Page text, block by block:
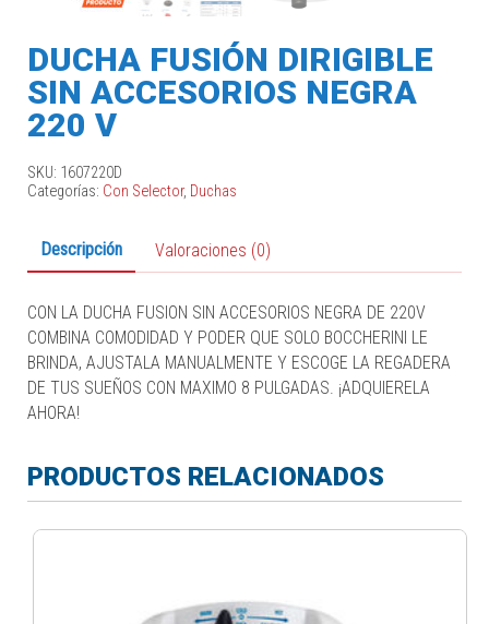
DUCHA FUSIÓN DIRIGIBLE
SIN ACCESORIOS NEGRA
220 V
SKU: 1607220D
Categorías: Con Selector, Duchas
Descripción Valoraciones (0)
CON LA DUCHA FUSION SIN ACCESORIOS NEGRA DE 220V
COMBINA COMODIDAD Y PODER QUE SOLO BOCCHERINI LE
BRINDA, AJUSTALA MANUALMENTE Y ESCOGE LA REGADERA
DE TUS SUEÑOS CON MAXIMO 8 PULGADAS. ¡ADQUIERELA
AHORA!
PRODUCTOS RELACIONADOS